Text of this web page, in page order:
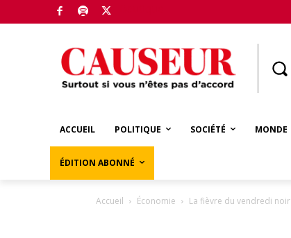
ACCUEIL POLITIQUE SOCIÉTÉ MONDE
ÉDITION ABONNÉ
Accueil Économie La fièvre du vendredi noir